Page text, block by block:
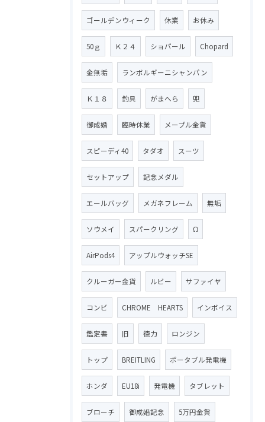
ゴールデンウィーク 休業 お休み
50ｇ Ｋ２４ ショパール Chopard
金無垢 ランボルギーニシャンパン
Ｋ１８ 釣具 がまへら 兜
御成婚 臨時休業 メープル金貨
スピーディ40 タダオ スーツ
セットアップ 記念メダル
エールバッグ メガネフレーム 無垢
ソウメイ スパークリング Ω
AirPods4 アップルウォッチSE
クルーガー金貨 ルビー サファイヤ
コンビ CHROME HEARTS インボイス
鑑定書 旧 徳力 ロンジン
トップ BREITLING ポータブル発電機
ホンダ EU18i 発電機 タブレット
ブローチ 御成婚記念 5万円金貨